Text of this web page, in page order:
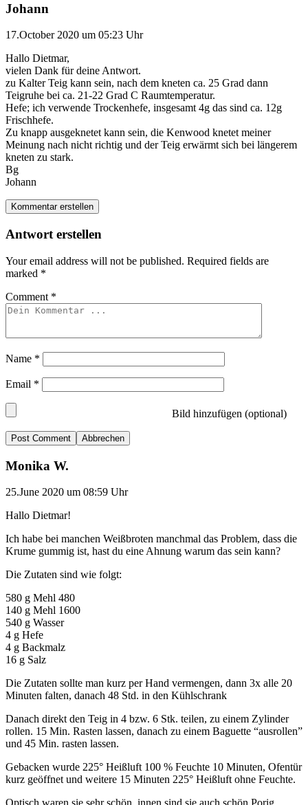
Johann
17.October 2020 um 05:23 Uhr
Hallo Dietmar,
vielen Dank für deine Antwort.
zu Kalter Teig kann sein, nach dem kneten ca. 25 Grad dann
Teigruhe bei ca. 21-22 Grad C Raumtemperatur.
Hefe; ich verwende Trockenhefe, insgesamt 4g das sind ca. 12g
Frischhefe.
Zu knapp ausgeknetet kann sein, die Kenwood knetet meiner
Meinung nach nicht richtig und der Teig erwärmt sich bei längerem
kneten zu stark.
Bg
Johann
Kommentar erstellen
Antwort erstellen
Your email address will not be published. Required fields are
marked *
Comment *
Name *
Email *
Bild hinzufügen (optional)
Abbrechen
Monika W.
25.June 2020 um 08:59 Uhr
Hallo Dietmar!
Ich habe bei manchen Weißbroten manchmal das Problem, dass die
Krume gummig ist, hast du eine Ahnung warum das sein kann?
Die Zutaten sind wie folgt:
580 g Mehl 480
140 g Mehl 1600
540 g Wasser
4 g Hefe
4 g Backmalz
16 g Salz
Die Zutaten sollte man kurz per Hand vermengen, dann 3x alle 20
Minuten falten, danach 48 Std. in den Kühlschrank
Danach direkt den Teig in 4 bzw. 6 Stk. teilen, zu einem Zylinder
rollen. 15 Min. Rasten lassen, danach zu einem Baguette “ausrollen”
und 45 Min. rasten lassen.
Gebacken wurde 225° Heißluft 100 % Feuchte 10 Minuten, Ofentür
kurz geöffnet und weitere 15 Minuten 225° Heißluft ohne Feuchte.